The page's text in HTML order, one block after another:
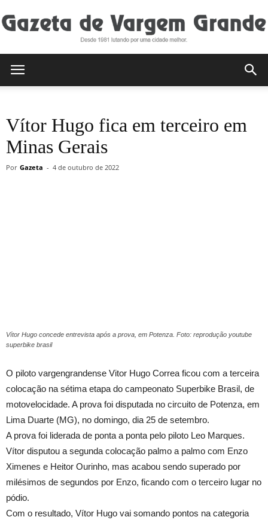
de
Vítor Hugo fica em terceiro em
Minas Gerais
Por Gazeta - 4 de outubro de 2022
Vítor Hugo concede entrevista após a prova, em Potenza. Foto: reprodução youtube
superbike brasil
O piloto vargengrandense Vitor Hugo Correa ficou com a terceira
colocação na sétima etapa do campeonato Superbike Brasil, de
motovelocidade. A prova foi disputada no circuito de Potenza, em
Lima Duarte (MG), no domingo, dia 25 de setembro.
A prova foi liderada de ponta a ponta pelo piloto Leo Marques.
Vítor disputou a segunda colocação palmo a palmo com Enzo
Ximenes e Heitor Ourinho, mas acabou sendo superado por
milésimos de segundos por Enzo, ficando com o terceiro lugar no
pódio.
Com o resultado, Vítor Hugo vai somando pontos na categoria